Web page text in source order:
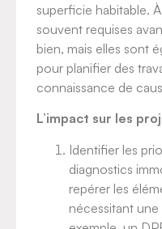
superficie habitable.
souvent requises
bien, mais elles sont
pour planifier des
connaissance de
L’impact sur les
Identifier les
diagnostics
repérer les
nécessitant